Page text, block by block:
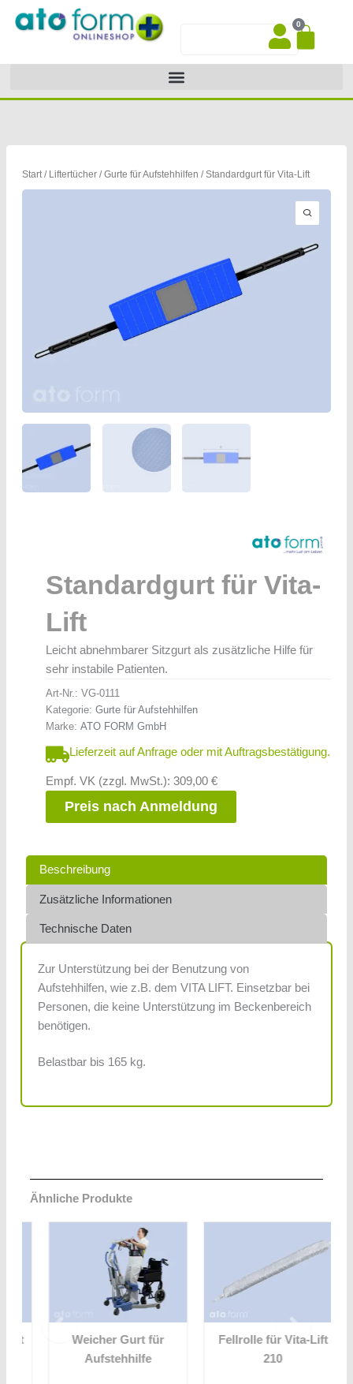
Inhalt
0
Start/ Liftertücher/Gurte für Aufstehhilfen / Standardgurt für Vita-Lift
Standardgurt für Vita-
Lift
Leicht abnehmbarer Sitzgurt als zusätzliche Hilfe für
sehr instabile Patienten.
Art-Nr.: VG-0111
Kategorie: Gurte für Aufstehhilfen
Marke: ATO FORM GmbH
Lieferzeit auf Anfrage oder mit Auftragsbestätigung.
Empf. VK (zzgl. MwSt.): 309,00 €
Preis nach Anmeldung
Beschreibung
Zusätzliche Informationen
Technische Daten
Zur Unterstützung bei der Benutzung von
Aufstehhilfen, wie z.B. dem VITA LIFT. Einsetzbar bei
Personen, die keine Unterstützung im Beckenbereich
benötigen.
Belastbar bis 165 kg.
Ähnliche Produkte
Weicher Gurt für
Aufstehhilfe
Fellrolle für Vita-Lift
210